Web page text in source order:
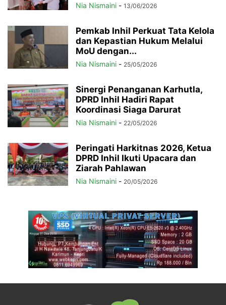
Nia Nismaini - 13/06/2026
Pemkab Inhil Perkuat Tata Kelola
dan Kepastian Hukum Melalui
MoU dengan...
Nia Nismaini - 25/05/2026
Sinergi Penanganan Karhutla,
DPRD Inhil Hadiri Rapat
Koordinasi Siaga Darurat
Nia Nismaini - 22/05/2026
Peringati Harkitnas 2026, Ketua
DPRD Inhil Ikuti Upacara dan
Ziarah Pahlawan
Nia Nismaini - 20/05/2026